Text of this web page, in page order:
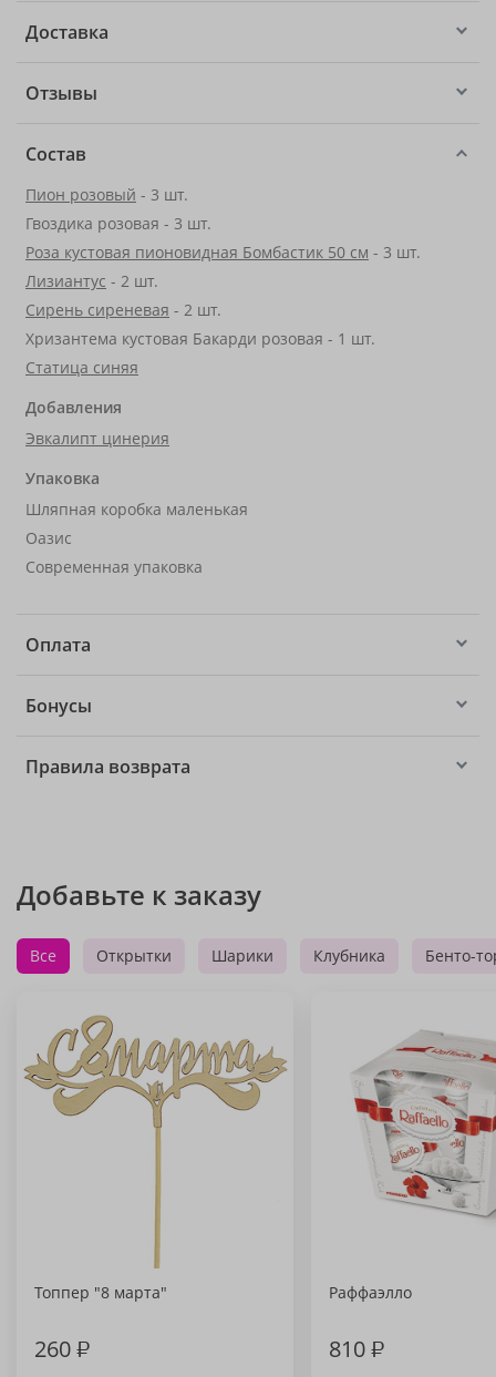
Доставка
Отзывы
Состав
Пион розовый - 3 шт.
Гвоздика розовая - 3 шт.
Роза кустовая пионовидная Бомбастик 50 см - 3 шт.
Лизиантус - 2 шт.
Сирень сиреневая - 2 шт.
Хризантема кустовая Бакарди розовая - 1 шт.
Статица синяя
Добавления
Эвкалипт цинерия
Упаковка
Шляпная коробка маленькая
Оазис
Современная упаковка
Оплата
Бонусы
Правила возврата
Добавьте к заказу
Все Открытки Шарики Клубника Бенто-
Топпер "8 марта"
260₽
Раффаэлло
810₽